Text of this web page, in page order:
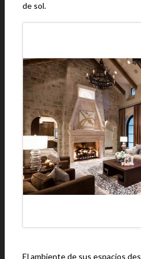
de sol.
El ambiente de sus espacios